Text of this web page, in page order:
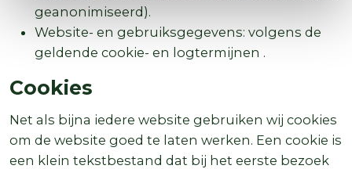
geanonimiseerd).
Website- en gebruiksgegevens: volgens de
geldende cookie- en logtermijnen .
Cookies
Net als bijna iedere website gebruiken wij cookies
om de website goed te laten werken. Een cookie is
een klein tekstbestand dat bij het eerste bezoek